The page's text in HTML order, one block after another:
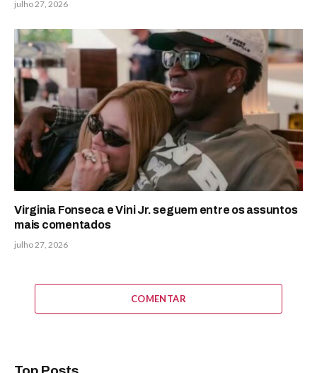
julho 27, 2026
Virginia Fonseca e Vini Jr. seguem entre os assuntos
mais comentados
julho 27, 2026
COMENTAR